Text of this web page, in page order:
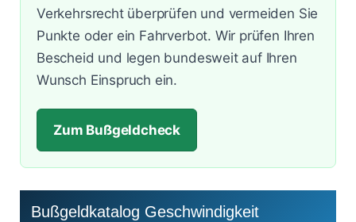
Verkehrsrecht überprüfen und vermeiden Sie
Punkte oder ein Fahrverbot. Wir prüfen Ihren
Bescheid und legen bundesweit auf Ihren
Wunsch Einspruch ein.
Zum Bußgeldcheck
Bußgeldkatalog Geschwindigkeit